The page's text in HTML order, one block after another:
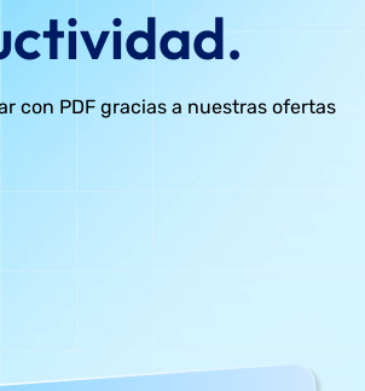
con PDF gracias a nuestras ofertas